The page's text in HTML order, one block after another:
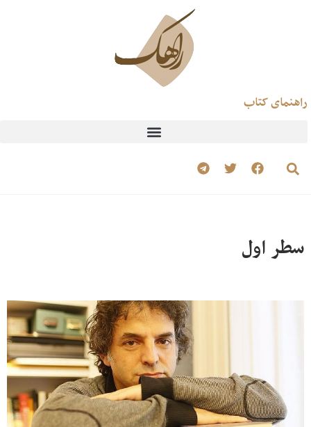
راهنمای کتاب
سطر اول